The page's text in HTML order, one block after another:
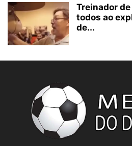
Treinador
todos ao
de...